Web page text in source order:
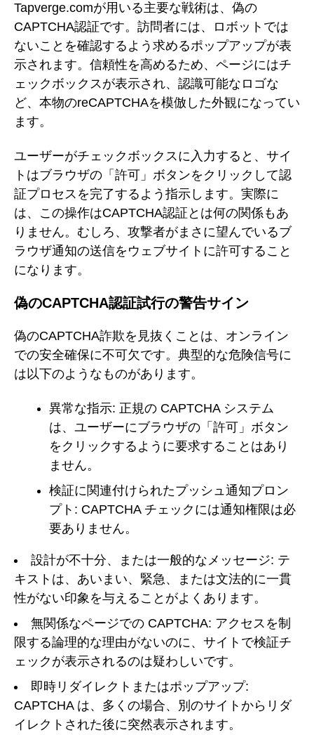
Tapverge.comが用いる主要な戦術は、偽の
CAPTCHA認証です。訪問者には、ロボットでは
ないことを確認するよう求めるポップアップが表
示されます。信頼性を高めるため、ページにはチ
ェックボックスが表示され、認識可能なロゴな
ど、本物のreCAPTCHAを模倣した外観になってい
ます。
ユーザーがチェックボックスに入力すると、サイ
トはブラウザの「許可」ボタンをクリックして認
証プロセスを完了するよう指示します。実際に
は、この操作はCAPTCHA認証とは何の関係もあ
りません。むしろ、攻撃者がまさに望んでいるブ
ラウザ通知の送信をウェブサイトに許可すること
になります。
偽のCAPTCHA認証試行の警告サイン
偽のCAPTCHA詐欺を見抜くことは、オンライン
での安全確保に不可欠です。典型的な危険信号に
は以下のようなものがあります。
異常な指示: 正規の CAPTCHA システム
は、ユーザーにブラウザの「許可」ボタン
をクリックするように要求することはあり
ません。
検証に関連付けられたプッシュ通知プロン
プト: CAPTCHA チェックには通知権限は必
要ありません。
設計が不十分、または一般的なメッセージ: テ
キストは、あいまい、緊急、または文法的に一貫
性がない印象を与えることがよくあります。
無関係なページでの CAPTCHA: アクセスを制
限する論理的な理由がないのに、サイトで検証チ
ェックが表示されるのは疑わしいです。
即時リダイレクトまたはポップアップ:
CAPTCHA は、多くの場合、別のサイトからリダ
イレクトされた後に突然表示されます。